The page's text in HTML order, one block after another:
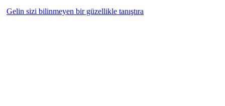
Gelin sizi bilinmeyen bir güzellikle tanıştıra